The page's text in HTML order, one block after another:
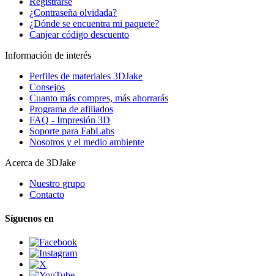
¿Contraseña olvidada?
¿Dónde se encuentra mi paquete?
Canjear código descuento
Información de interés
Perfiles de materiales 3DJake
Consejos
Cuanto más compres, más ahorrarás
Programa de afiliados
FAQ - Impresión 3D
Soporte para FabLabs
Nosotros y el medio ambiente
Acerca de 3DJake
Nuestro grupo
Contacto
Síguenos en